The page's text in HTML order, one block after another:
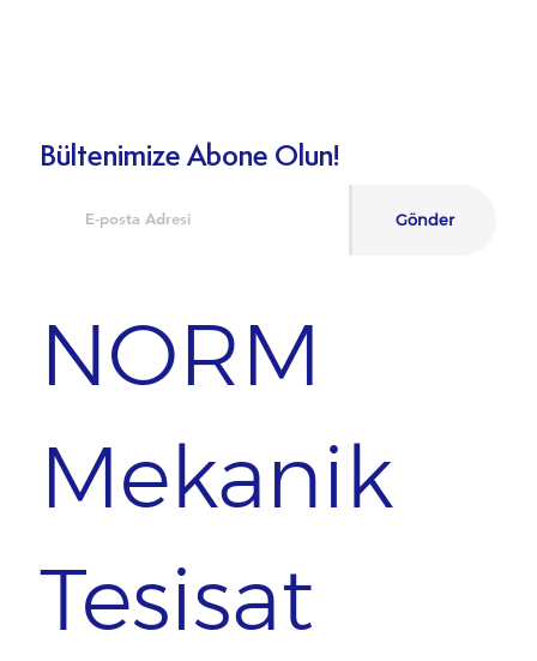
Gönder
Bültenimize Abone Olun!
NORM
Mekanik
Tesisat